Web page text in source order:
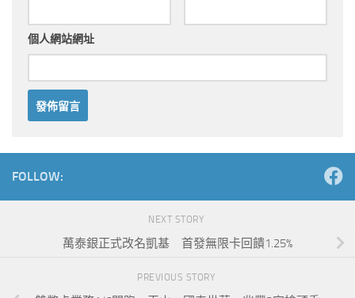
個人網站網址
FOLLOW:
NEXT STORY
萬泰銀正式改名凱基 首發無限卡回饋1.25%
PREVIOUS STORY